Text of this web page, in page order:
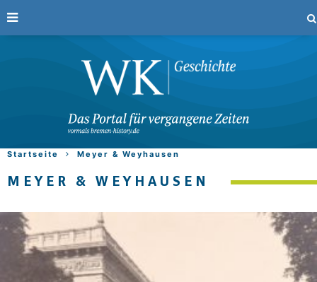
Startseite Meyer & Weyhausen
MEYER & WEYHAUSEN